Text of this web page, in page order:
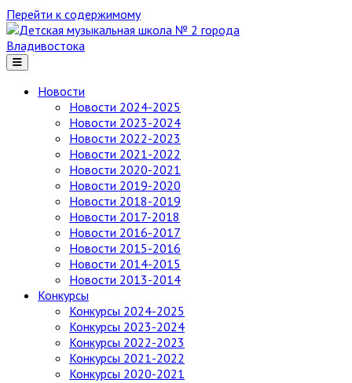
Перейти к содержимому
Детская
музыкальная
школа
города
Владивостока
Новости
Новости 2024-2025
Новости 2023-2024
Новости 2022-2023
Новости 2021-2022
Новости 2020-2021
Новости 2019-2020
Новости 2018-2019
Новости 2017-2018
Новости 2016-2017
Новости 2015-2016
Новости 2014-2015
Новости 2013-2014
Конкурсы
Конкурсы 2024-2025
Конкурсы 2023-2024
Конкурсы 2022-2023
Конкурсы 2021-2022
Конкурсы 2020-2021